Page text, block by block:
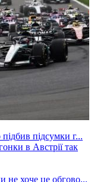
в Австрії так